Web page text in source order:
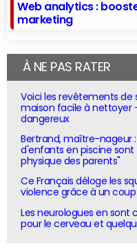
Web analytics :
marketing
À NE PAS RATER
Voici les revêtements de
maison facile à nettoyer
dangereux
Bertrand, maître-nageur
d'enfants en piscine
physique des parents"
Ce Français déloge les
violence grâce à un
Les neurologues en sont
pour le cerveau et